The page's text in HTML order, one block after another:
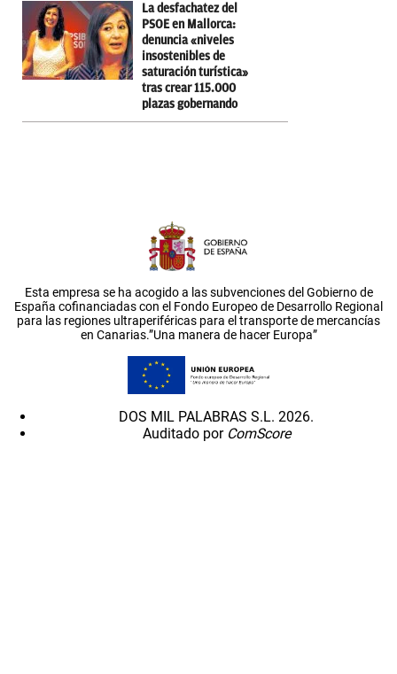
La desfachatez del
PSOE en Mallorca:
denuncia «niveles
insostenibles de
saturación turística»
tras crear 115.000
plazas gobernando
Esta empresa se ha acogido a las subvenciones del Gobierno de
España cofinanciadas con el Fondo Europeo de Desarrollo Regional
para las regiones ultraperiféricas para el transporte de mercancías
en Canarias.”Una manera de hacer Europa”
DOS MIL PALABRAS S.L. 2026.
Auditado por ComScore